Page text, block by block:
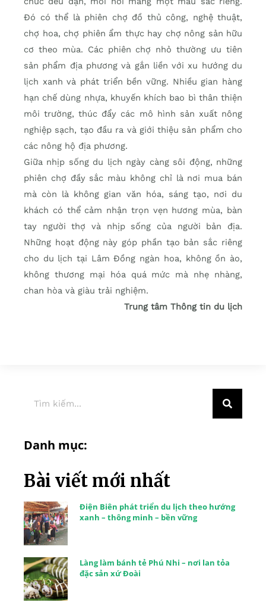
Đó có thể là phiên chợ đồ thủ công, nghệ thuật,
chợ hoa, chợ phiên ẩm thực hay chợ nông sản hữu
cơ theo mùa. Các phiên chợ nhỏ thường ưu tiên
sản phẩm địa phương và gắn liền với xu hướng du
lịch xanh và phát triển bền vững. Nhiều gian hàng
hạn chế dùng nhựa, khuyến khích bao bì thân thiện
môi trường, thúc đẩy các mô hình sản xuất nông
nghiệp sạch, tạo đầu ra và giới thiệu sản phẩm cho
các nông hộ địa phương.
Giữa nhịp sống du lịch ngày càng sôi động, những
phiên chợ đầy sắc màu không chỉ là nơi mua bán
mà còn là không gian văn hóa, sáng tạo, nơi du
khách có thể cảm nhận trọn vẹn hương mùa, bàn
tay người thợ và nhịp sống của người bản địa.
Những hoạt động này góp phần tạo bản sắc riêng
cho du lịch tại Lâm Đồng ngàn hoa, không ồn ào,
không thương mại hóa quá mức mà nhẹ nhàng,
chan hòa và giàu trải nghiệm.
Trung tâm Thông tin du lịch
Danh mục:
Bài viết mới nhất
Điện Biên phát triển du lịch theo hướng
xanh – thông minh – bền vững
Làng làm bánh tẻ Phú Nhi – nơi lan tỏa
đặc sản xứ Đoài